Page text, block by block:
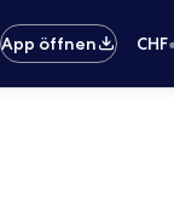
App öffnen CHF•